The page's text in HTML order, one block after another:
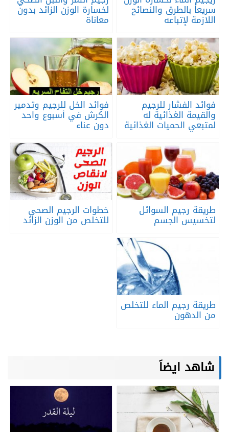
سريعاً بالطرق والنصائح
اللازمة لإتباعه
لخسارة الوزن الزائد بدون
معاناة
فوائد الفشار للرجيم
والقيمة الغذائية له
لمتبعي الحميات الغذائية
فوائد الخل للرجيم وتدمير
الكرش في أسبوع واحد
دون عناء
طريقة رجيم السوائل
لتخسيس الجسم
خطوات الرجيم الصحي
للتخلص من الوزن الزائد
طريقة رجيم الماء للتخلص
من الدهون
شاهد ايضاَ